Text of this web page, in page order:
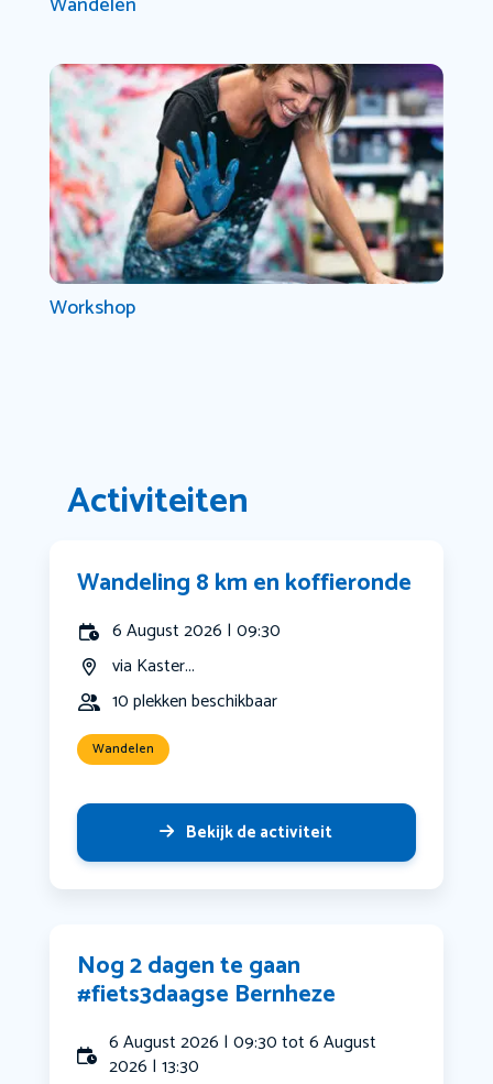
Workshop
Activiteiten
Wandeling 8 km en koffieronde
6 August 2026 | 09:30
via Kaster...
10 plekken beschikbaar
Wandelen
Bekijk de activiteit
Nog 2 dagen te gaan
#fiets3daagse Bernheze
6 August 2026 | 09:30 tot 6 August
2026 | 13:30